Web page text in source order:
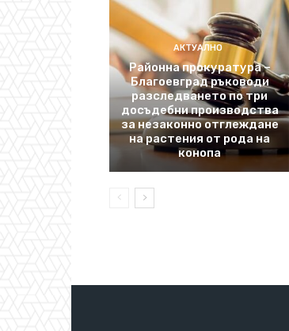
АКТУАЛНО
Районна прокуратура –
Благоевград ръководи
разследването по три
досъдебни производства
за незаконно отглеждане
на растения от рода на
конопа